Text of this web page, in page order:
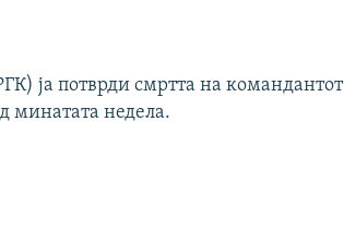
ја потврди смртта на командантот
минатата недела.